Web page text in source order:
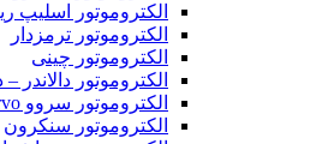
الکتروموتور اسلیپ
الکتروموتور ترمزدار
الکتروموتور چینی
الکتروموتور دالاندر
الکتروموتور سروو servo
الکتروموتور سنکرون